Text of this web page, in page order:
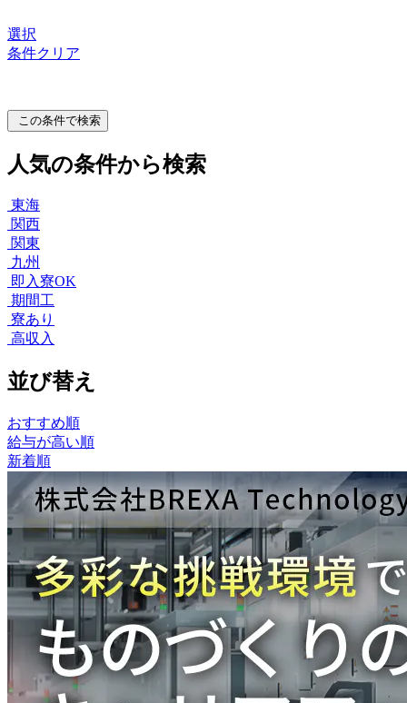
選択
条件クリア
この条件で検索
人気の条件から検索
東海
関西
関東
九州
即入寮OK
期間工
寮あり
高収入
並び替え
おすすめ順
給与が高い順
新着順